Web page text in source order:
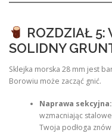
ROZDZIAŁ 5:
SOLIDNY
Sklejka morska 28 mm jest
Borowiu może zacząć gnić.
Naprawa sekcyjna:
wzmacniając
Twoja podłoga